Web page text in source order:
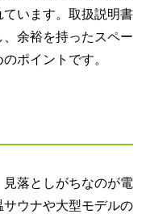
います。取扱説明書
余裕を持ったスペー
ポイントです。
落としがちなのが電
ウナや大型モデルの